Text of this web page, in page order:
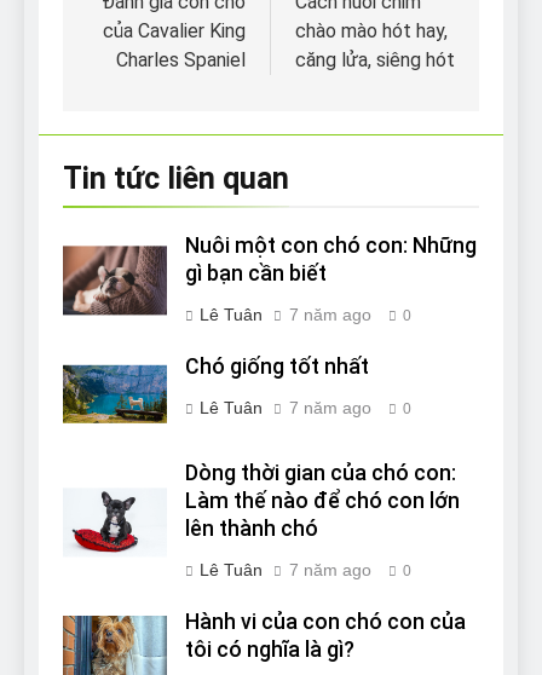
bài
của Cavalier King
Charles Spaniel
chào mào hót hay,
căng lửa, siêng hót
Tin tức liên quan
Nuôi một con chó con: Những
gì bạn cần biết
Lê Tuân 7 năm ago 0
Chó giống tốt nhất
Lê Tuân 7 năm ago 0
Dòng thời gian của chó con:
Làm thế nào để chó con lớn
lên thành chó
Lê Tuân 7 năm ago 0
Hành vi của con chó con của
tôi có nghĩa là gì?